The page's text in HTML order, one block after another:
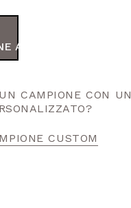
AL TUO ORDINE
CAMPIONE CON UN
CUSTOM